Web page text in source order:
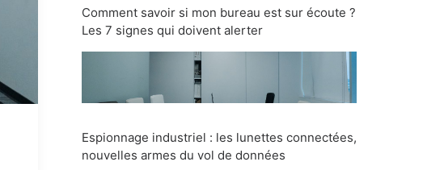
Comment savoir si mon bureau est sur écoute ?
Les 7 signes qui doivent alerter
Espionnage industriel : les lunettes connectées,
nouvelles armes du vol de données